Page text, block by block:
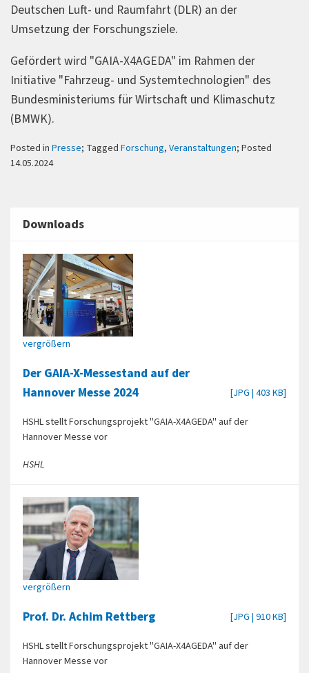
Deutschen Luft- und Raumfahrt (DLR) an der
Umsetzung der Forschungsziele.
Gefördert wird "GAIA-X4AGEDA" im Rahmen der
Initiative "Fahrzeug- und Systemtechnologien" des
Bundesministeriums für Wirtschaft und Klimaschutz
(BMWK).
Posted in Presse; Tagged Forschung, Veranstaltungen; Posted
14.05.2024
Downloads
vergrößern
Der GAIA-X-Messestand auf der
Hannover Messe 2024
[JPG | 403 KB]
HSHL stellt Forschungsprojekt "GAIA-X4AGEDA" auf der
Hannover Messe vor
HSHL
vergrößern
Prof. Dr. Achim Rettberg [JPG | 910 KB]
HSHL stellt Forschungsprojekt "GAIA-X4AGEDA" auf der
Hannover Messe vor